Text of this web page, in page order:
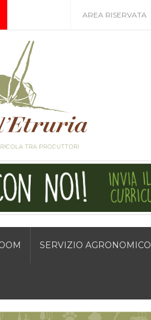
AREA RISERVATA
SERVIZIO AGRONOMICO